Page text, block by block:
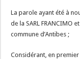
La parole ayant été à
de la SARL FRANCIMO
commune d’Antibes ;
Considérant, en premier